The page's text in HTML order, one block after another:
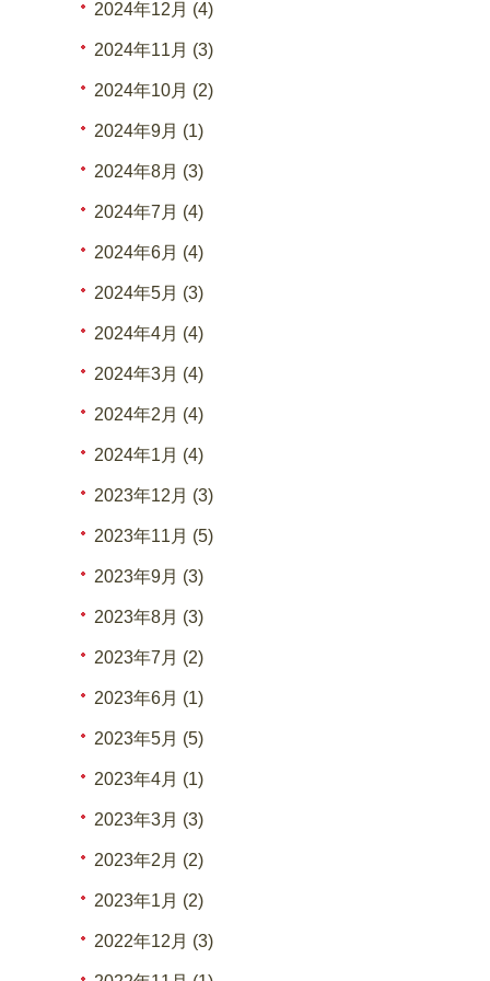
2024年12月 (4)
2024年11月 (3)
2024年10月 (2)
2024年9月 (1)
2024年8月 (3)
2024年7月 (4)
2024年6月 (4)
2024年5月 (3)
2024年4月 (4)
2024年3月 (4)
2024年2月 (4)
2024年1月 (4)
2023年12月 (3)
2023年11月 (5)
2023年9月 (3)
2023年8月 (3)
2023年7月 (2)
2023年6月 (1)
2023年5月 (5)
2023年4月 (1)
2023年3月 (3)
2023年2月 (2)
2023年1月 (2)
2022年12月 (3)